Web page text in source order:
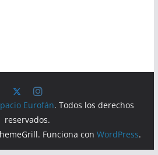
Eurofán. Todos los derechos
reservados.
Funciona conWordPress.